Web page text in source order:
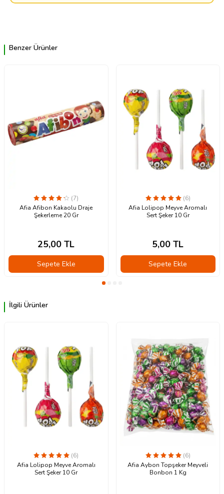
Benzer Ürünler
(7)
Afia Afibon Kakaolu Draje
Şekerleme 20 Gr
25,00 TL
Sepete Ekle
(6)
Afia Lolipop Meyve Aromalı
Sert Şeker 10 Gr
5,00 TL
Sepete Ekle
İlgili Ürünler
(6)
Afia Lolipop Meyve Aromalı
Sert Şeker 10 Gr
(6)
Afia Aybon Topşeker Meyveli
Bonbon 1 Kg